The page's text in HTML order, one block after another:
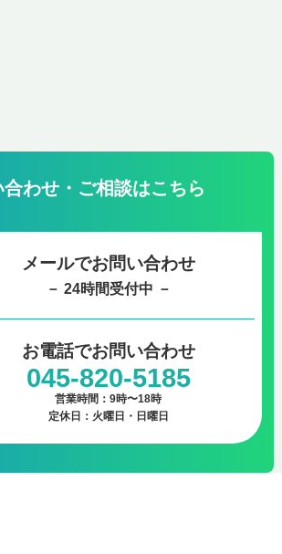
合わせ・ご相談はこちら
メールでお問い合わせ
－ 24時間受付中 －
お電話でお問い合わせ
045-820-5185
営業時間：9時〜18時
定休日：火曜日・日曜日